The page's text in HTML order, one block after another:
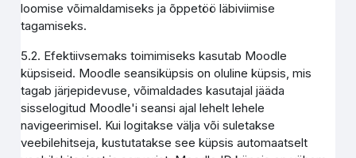
loomise võimaldamiseks ja õppetöö läbiviimise
tagamiseks.
5.2. Efektiivsemaks toimimiseks kasutab Moodle
küpsiseid. Moodle seansiküpsis on oluline küpsis, mis
tagab järjepidevuse, võimaldades kasutajal jääda
sisselogitud Moodle'i seansi ajal lehelt lehele
navigeerimisel. Kui logitakse välja või suletakse
veebilehitseja, kustutatakse see küpsis automaatselt